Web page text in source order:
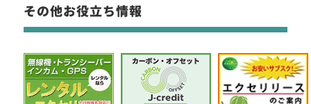
その他お役立ち情報